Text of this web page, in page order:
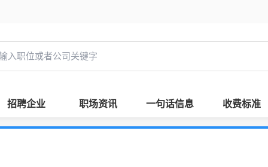
招聘企业 职场资讯 一句话信息 收费标准